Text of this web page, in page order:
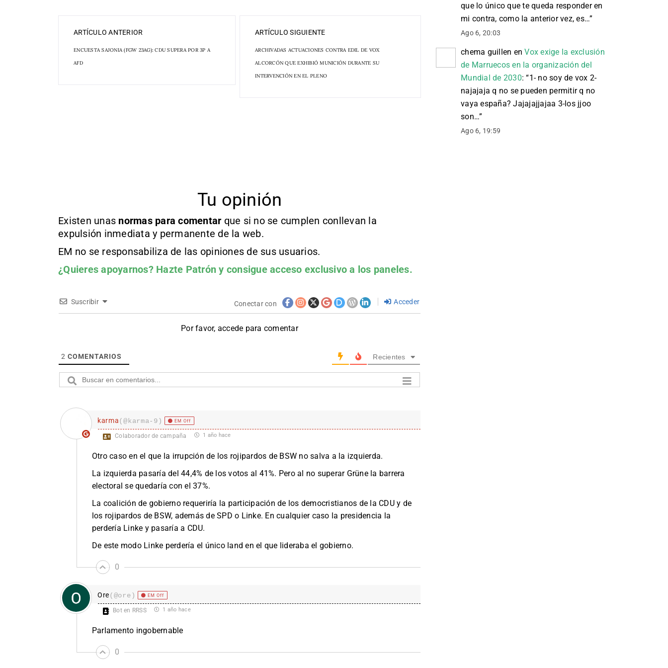
ARTÍCULO ANTERIOR
ENCUESTA SAJONIA (FGW 23AG): CDU SUPERA POR 3P A
AFD
ARTÍCULO SIGUIENTE
ARCHIVADAS ACTUACIONES CONTRA EDIL DE VOX
ALCORCÓN QUE EXHIBIÓ MUNICIÓN DURANTE SU
INTERVENCIÓN EN EL PLENO
Tu opinión
Existen unas normas para comentar que si no se cumplen conllevan la
expulsión inmediata y permanente de la web.
EM no se responsabiliza de las opiniones de sus usuarios.
¿Quieres apoyarnos? Hazte Patrón y consigue acceso exclusivo a los paneles.
Suscribir Conectar con Acceder
Por favor, accede para comentar
2 COMENTARIOS Recientes
karma(@karma-9) EM Off
Colaborador de campaña 1 año hace
Otro caso en el que la irrupción de los rojipardos de BSW no salva a la izquierda.
La izquierda pasaría del 44,4% de los votos al 41%. Pero al no superar Grüne la barrera
electoral se quedaría con el 37%.
La coalición de gobierno requeriría la participación de los democristianos de la CDU y de
los rojipardos de BSW, además de SPD o Linke. En cualquier caso la presidencia la
perdería Linke y pasaría a CDU.
De este modo Linke perdería el único land en el que lideraba el gobierno.
0
Ore(@ore) EM Off
Bot en RRSS 1 año hace
Parlamento ingobernable
0
que lo único que te queda responder en
mi contra, como la anterior vez, es…”
Ago 6, 20:03
chema guillen enVox exige la exclusión
de Marruecos en la organización del
Mundial de 2030: “1- no soy de vox 2-
najajaja q no se pueden permitir q no
vaya españa? Jajajajjajaa 3-los jjoo
son…”
Ago 6, 19:59